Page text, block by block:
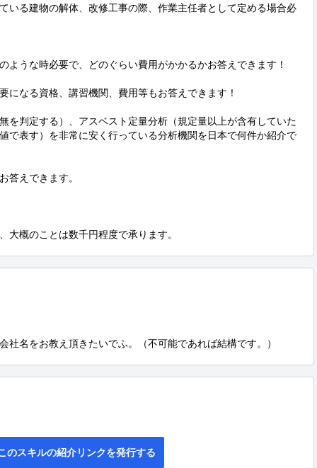
いる建物の解体、改修工事の際、作業主任者として定める場合必
ような時必要で、どのぐらい費用がかかるかお答えできます！
になる資格、講習機関、費用等もお答えできます！
を判定する）、アスベスト定量分析（規定量以上が含有していた
で表す）を非常に安く行っている分析機関を日本で何件か紹介で
答えできます。
大概のことは数千円程度で承ります。
名をお教え頂きたいでふ。（不可能であれば結構です。）
のスキルの紹介リンクを発行する